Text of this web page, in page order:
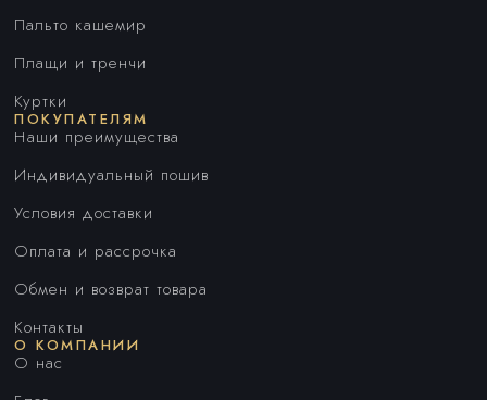
Пальто кашемир
Плащи и тренчи
Куртки
ПОКУПАТЕЛЯМ
Наши преимущества
Индивидуальный пошив
Условия доставки
Оплата и рассрочка
Обмен и возврат товара
Контакты
О КОМПАНИИ
О нас